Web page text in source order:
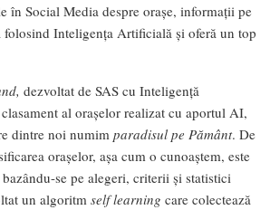
în Social Media despre orașe, informații pe
folosind Inteligența Artificială și oferă un top
dezvoltat de SAS cu Inteligență
al orașelor realizat cu aportul AI,
dintre noi numim paradisul pe Pământ. De
orașelor, așa cum o cunoaștem, este
se pe alegeri, criterii și statistici
un algoritm self learning care colectează